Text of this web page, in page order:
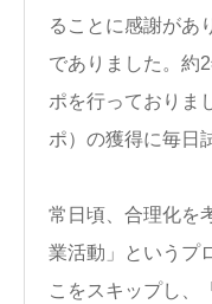
ることに感謝があ
でありました。約
ポを行っておりま
ポ）の獲得に毎日
常日頃、合理化を
業活動」というプ
こをスキップし、